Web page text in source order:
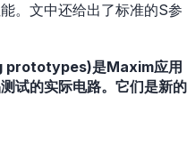
。文中还给出了标准的S参
prototypes)是Maxim应用
试的实际电路。它们是新的